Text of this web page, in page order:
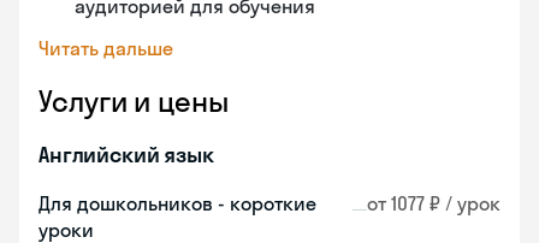
аудиторией для обучения
Читать дальше
Услуги и цены
Английский язык
Для дошкольников - короткие
уроки
от 1077 ₽ / урок